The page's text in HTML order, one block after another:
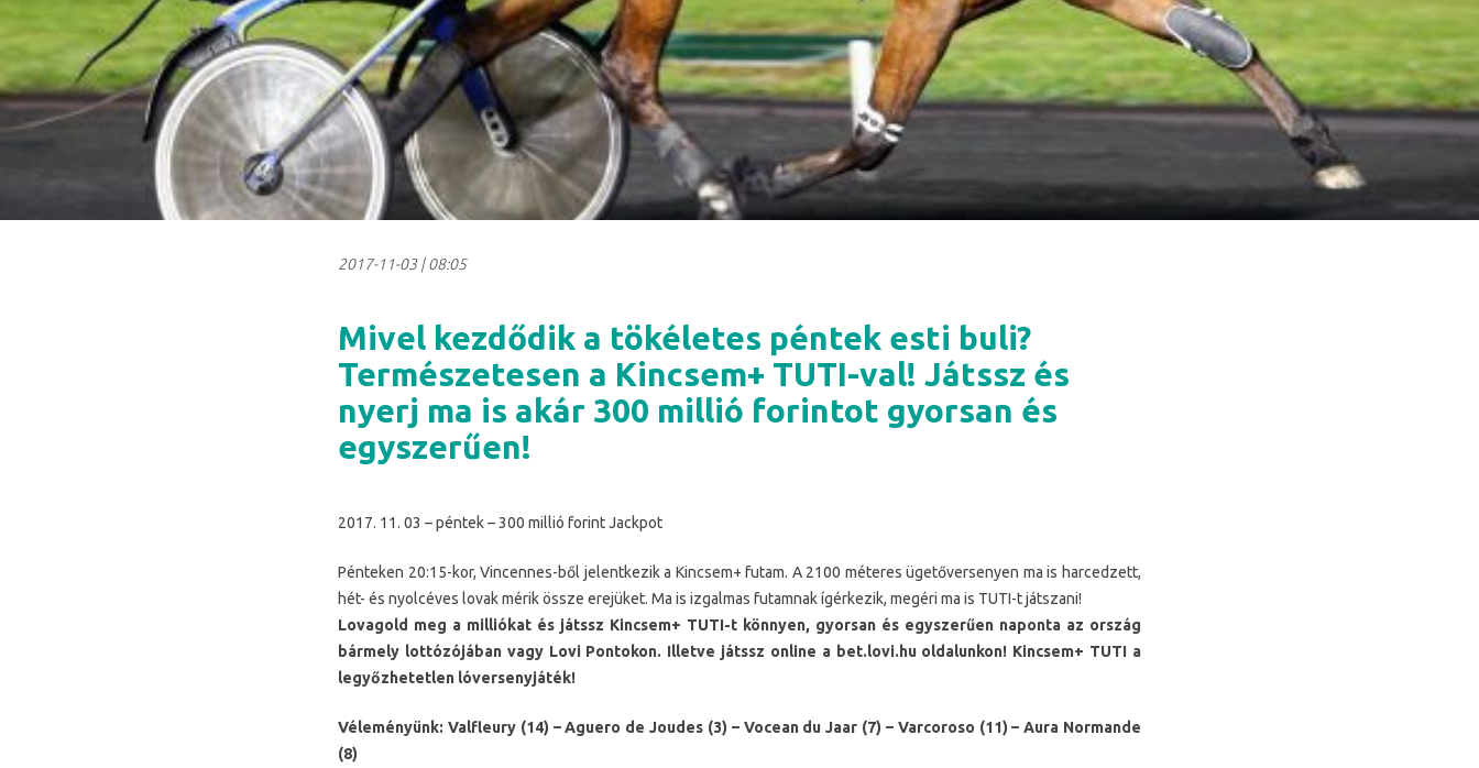
2017-11-03|08:05
Mivel kezdődik a tökéletes péntek esti buli?
Természetesen a Kincsem+ TUTI-val! Játssz és
nyerj ma is akár 300 millió forintot gyorsan és
egyszerűen!
2017. 11. 03 – péntek – 300 millió forint Jackpot
Pénteken 20:15-kor, Vincennes-ből jelentkezik a Kincsem+ futam. A 2100 méteres ügetőversenyen ma is harcedzett,
hét- és nyolcéves lovak mérik össze erejüket. Ma is izgalmas futamnak ígérkezik, megéri ma is TUTI-t játszani!
Lovagold meg a milliókat és játssz Kincsem+ TUTI-t könnyen, gyorsan és egyszerűen naponta az ország
bármely lottózójában vagy Lovi Pontokon. Illetve játssz online a bet.lovi.hu oldalunkon! Kincsem+ TUTI a
legyőzhetetlen lóversenyjáték!
Véleményünk: Valfleury (14) – Aguero de Joudes (3) – Vocean du Jaar (7) – Varcoroso (11) – Aura Normande
(8)